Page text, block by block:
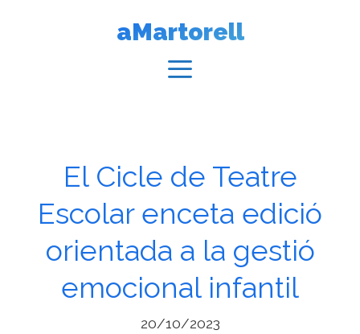
aMartorell
El Cicle de Teatre
Escolar enceta edició
orientada a la gestió
emocional infantil
20/10/2023